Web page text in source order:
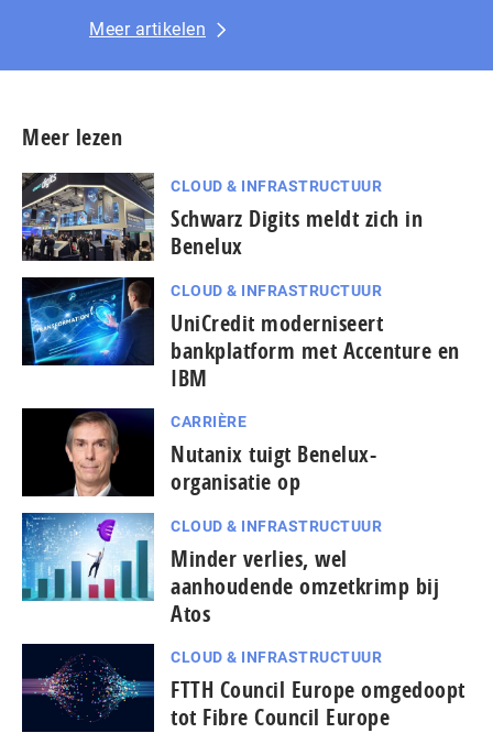
Meer artikelen
Meer lezen
CLOUD & INFRASTRUCTUUR
Schwarz Digits meldt zich in
Benelux
CLOUD & INFRASTRUCTUUR
UniCredit moderniseert
bankplatform met Accenture en
IBM
CARRIÈRE
Nutanix tuigt Benelux-
organisatie op
CLOUD & INFRASTRUCTUUR
Minder verlies, wel
aanhoudende omzetkrimp bij
Atos
CLOUD & INFRASTRUCTUUR
FTTH Council Europe omgedoopt
tot Fibre Council Europe